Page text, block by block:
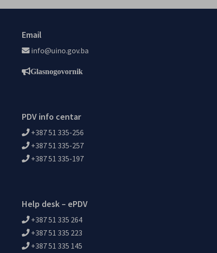
Email
info@uino.gov.ba
Glasnogovornik
PDV info centar
+387 51 335-256
+387 51 335-257
+387 51 335-197
Help desk – ePDV
+387 51 335 264
+387 51 335 223
+387 51 335 145